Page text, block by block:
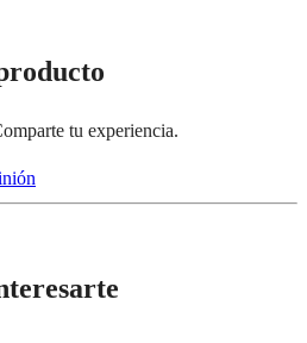
tu experiencia.